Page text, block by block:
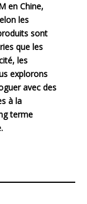
en Chine,
les
sont
que les
les
explorons
avec des
à la
terme